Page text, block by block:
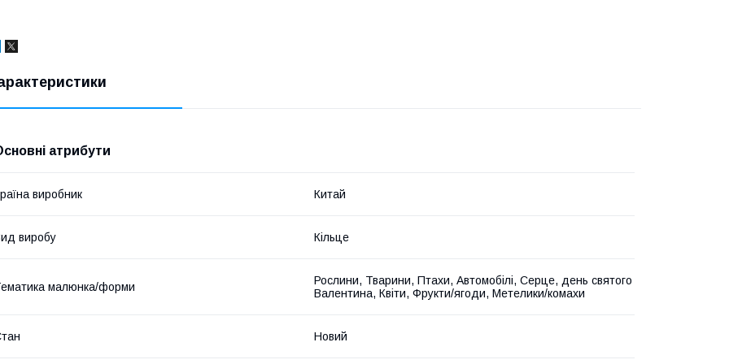
атрибути
виробник Китай
виробу Кільце
малюнка/форми
Рослини, Тварини, Птахи, Автомобілі, Серце, день святого
Валентина, Квіти, Фрукти/ягоди, Метелики/комахи
Новий